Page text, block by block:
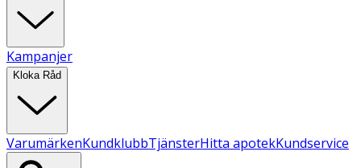
Kampanjer
Kloka Råd
VarumärkenKundklubbTjänsterHitta apotekKundservice